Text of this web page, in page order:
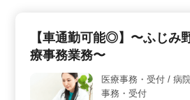
受付や会計、カルテ作成からレセプ
務を担当します。正社員からアルバ
す。熟練した技術や経験を活かし
ービスの向上に貢献できる。 ＜
【車通勤可能◎】〜ふじみ
療事務業務〜
医療事務・受付 / 病院・クリニックでの医療
事務・受付